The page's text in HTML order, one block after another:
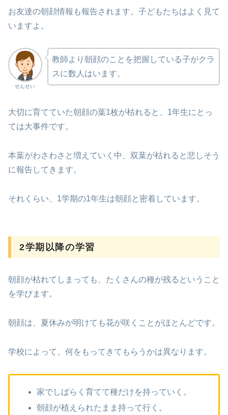
お友達の朝顔情報も報告されます。子どもたちはよく見て
いますよ。
せんせい
教師より朝顔のことを把握している子がクラ
スに数人はいます。
大切に育てていた朝顔の葉1枚が枯れると、1年生にとっ
ては大事件です。
本葉がわさわさと増えていく中、双葉が枯れると悲しそう
に報告してきます。
それくらい、1学期の1年生は朝顔と密着しています。
2学期以降の学習
朝顔が枯れてしまっても、たくさんの種が残るということ
を学びます。
朝顔は、夏休みが明けても花が咲くことがほとんどです。
学校によって、何をもってきてもらうかは異なります。
家でしばらく育てて種だけを持っていく。
朝顔が植えられたまま持って行く。